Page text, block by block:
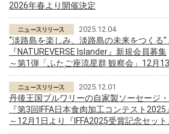
2026年春より開催決定
2025.12.04
“淡路島を楽しみ、淡路島の未来をつくる
『NATUREVERSE Islander』新規会員募集
～第1弾「ふたご座流星群 観察会」12月
2025.12.01
丹後王国ブルワリーの自家製ソーセージ
『第3回IFFA日本食肉加工コンテスト2025
～12月1日より『IFFA2025受賞記念セッ